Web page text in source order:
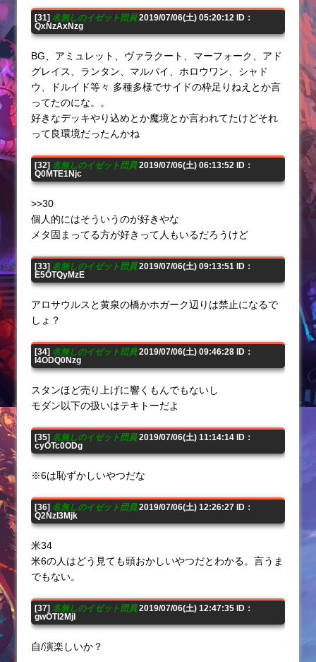
[31] 名無しのイゼット団員2019/07/06(土) 05:20:12 ID：
QxNzAxNzg
BG、アミュレット、ヴァラクート、マーフォーク、アド
グレイス、ランタン、マルパイ、ホロウワン、シャド
ウ、ドルイド等々 多種多様でサイドの枠足りねえとか言
ってたのにな。。
好きなデッキやり込めとか魔境とか言われてたけどそれ
って良環境だったんかね
[32] 名無しのイゼット団員2019/07/06(土) 06:13:52 ID：
Q0MTE1Njc
>>30
個人的にはそういうのが好きやな
メタ固まってる方が好きって人もいるだろうけど
[33] 名無しのイゼット団員2019/07/06(土) 09:13:51 ID：
E5OTQyMzE
アロサウルスと黄泉の橋かホガーク辺りは禁止になるで
しょ？
[34] 名無しのイゼット団員2019/07/06(土) 09:46:28 ID：
I4ODQ0Nzg
スタンほど売り上げに響くもんでもないし
モダン以下の扱いはテキトーだよ
[35] 名無しのイゼット団員2019/07/06(土) 11:14:14 ID：
cyOTc0ODg
※6は恥ずかしいやつだな
[36] 名無しのイゼット団員2019/07/06(土) 12:26:27 ID：
Q2NzI3Mjk
米34
米6の人はどう見ても頭おかしいやつだとわかる。言うま
でもない。
[37] 名無しのイゼット団員2019/07/06(土) 12:47:35 ID：
gwOTI2MjI
自/演楽しいか？